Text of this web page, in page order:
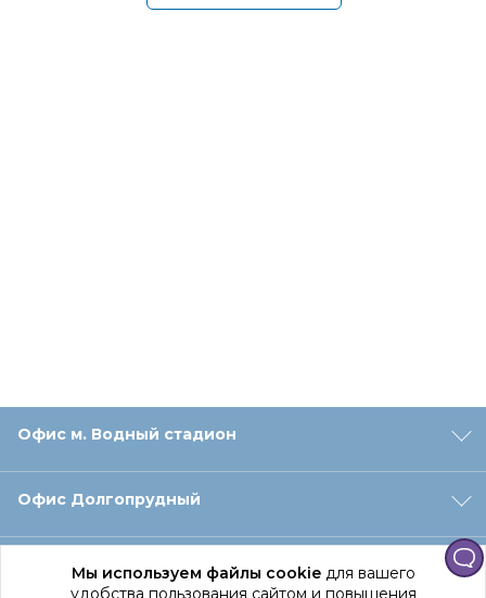
Мы используем файлы cookieдля вашего
удобства пользования сайтом и повышения
Офис м. Водный стадион
Офис Долгопрудный
Офис Санкт‑Петербург